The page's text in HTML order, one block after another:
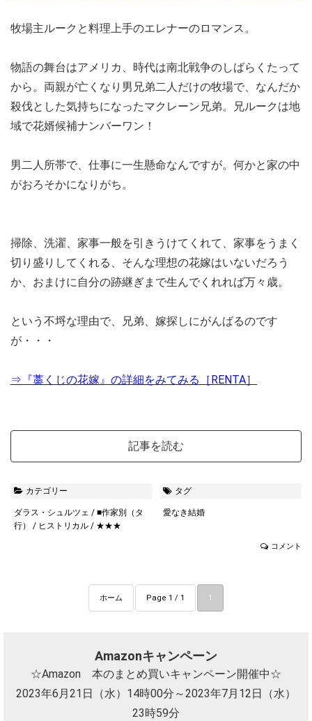
牧場主ルークと料理上手のエレナーのロマンス。
物語の舞台はアメリカ、時代は南北戦争のしばらくたって
から。両親が亡くなり男兄弟二人だけの牧場で、なんだか
殺伐とした気持ちになったマクレーン兄弟。兄ルークは地
域で花婿候補ナンバーワン！
男二人所帯で、仕事に一生懸命なんですが。何かと家の中
がおろそかになりがち。
掃除、洗濯、家事一般を引きうけてくれて、家事をうまく
切り盛りしてくれる、そんな理想の花嫁はいないだろう
か、おまけに自分の跡継ぎまで生んでくれれば万々歳。
という不埒な理由で、兄弟、嫁探しにがんばるのです
が・・・
⇒『藁くじの花嫁』の詳細をみてみる［RENTA］
記事を読む
カテゴリー
ダラス・シュルツェ / ■作家別（タ
行）
/ ヒストリカル / ★★★
タグ
愛なき結婚
コメント
ホーム Page 1 / 1 1
Amazonキャンペーン
☆Amazon 本のまとめ買いキャンペーン開催中☆
2023年6月21日（水）14時00分～2023年7月12日（水）
23時59分